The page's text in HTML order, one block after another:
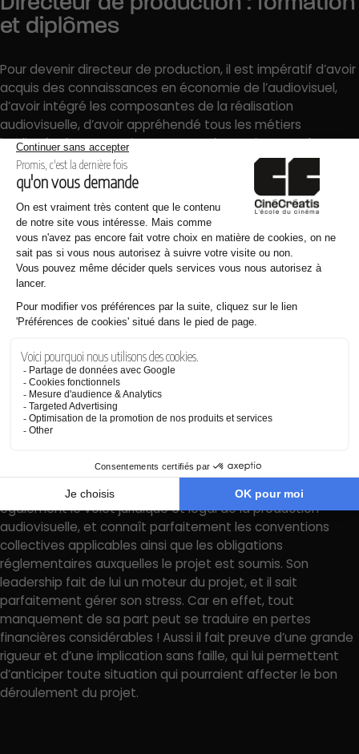
et diplômes
Pour devenir directeur de production, il est impératif d’avoir
acquis des connaissances en économie de l’audiovisuel,
d’avoir intégré les composantes de la réalisation
audiovisuelle, d’avoir appréhendé tous les métiers
impliqués dans un projet… Ce sont des notions que la
formation de Concepteur de réalisation audiovisuelle et
cinématographique proposée à CinéCréatis permet
d’acquérir. En plus d’un enseignement théorique et pratique
complet, le cursus comprend une immersion
professionnelle qui vise à donner à ses étudiants toutes les
clés nécessaires pour une insertion professionnelle
optimale.
Les qualités pour devenir directeur
de production
Le monde de l’audiovisuel n’a aucun secret pour le directeur
de production. Il connaît chaque intervenant impliqué dans
expertise financière lui permet de réaliser des estimations
au plus près des besoins de la production. Il maîtrise
également le volet juridique et légal de la production
audiovisuelle, et connaît parfaitement les conventions
collectives applicables ainsi que les obligations
réglementaires auxquelles le projet est soumis. Son
leadership fait de lui un moteur du projet, et il sait
parfaitement gérer son stress. Car en effet, tout
manquement de sa part peut se traduire en pertes
financières considérables ! Aussi il fait preuve d’une grande
rigueur et d’une implication sans faille, qui lui permettent
d’anticiper toute situation qui pourraient affecter le bon
déroulement du projet.